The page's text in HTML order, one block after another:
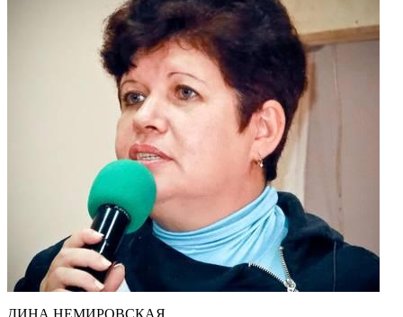
ДИНА НЕМИРОВСКАЯ